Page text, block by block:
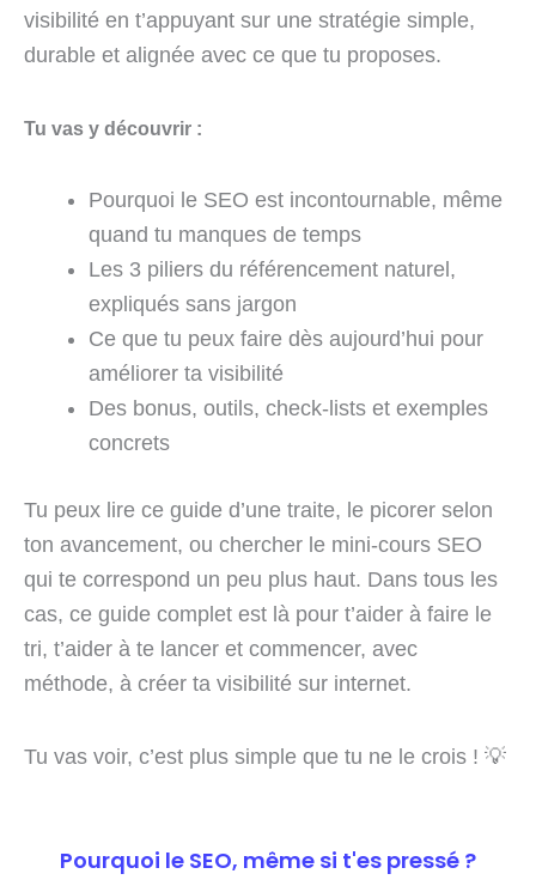
visibilité en t’appuyant sur une stratégie simple,
durable et alignée avec ce que tu proposes.
Tu vas y découvrir :
Pourquoi le SEO est incontournable, même
quand tu manques de temps
Les 3 piliers du référencement naturel,
expliqués sans jargon
Ce que tu peux faire dès aujourd’hui pour
améliorer ta visibilité
Des bonus, outils, check-lists et exemples
concrets
Tu peux lire ce guide d’une traite, le picorer selon
ton avancement, ou chercher le mini-cours SEO
qui te correspond un peu plus haut. Dans tous les
cas, ce guide complet est là pour t’aider à faire le
tri, t’aider à te lancer et commencer, avec
méthode, à créer ta visibilité sur internet.
Tu vas voir, c’est plus simple que tu ne le crois ! 💡
Pourquoi le SEO, même si t'es pressé ?